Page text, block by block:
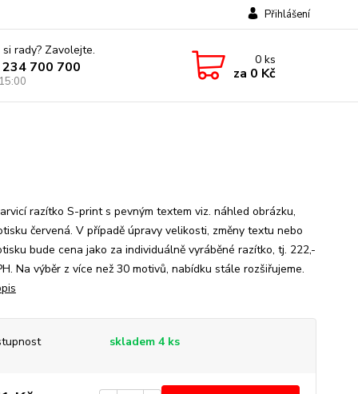
Přihlášení
rady? Zavolejte.
700 700 0ks
za 0 Kč
razítko S-print s pevným textem viz. náhled obrázku,
červená. V případě úpravy velikosti, změny textu nebo
bude cena jako za individuálně vyráběné razítko, tj. 222,-
Na výběr z více než 30 motivů, nabídku stále rozšiřujeme.
skladem 4 ks